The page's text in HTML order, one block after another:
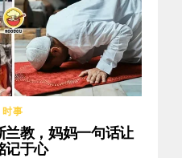
时事
兰教，妈妈一句话让
记于心